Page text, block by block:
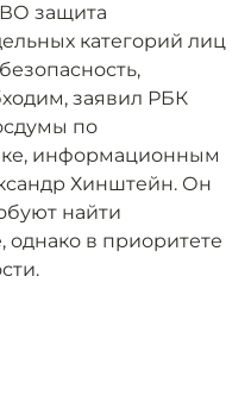
защита
категорий лиц
заявил РБК
по
информационным
Хинштейн. Он
найти
в приоритете